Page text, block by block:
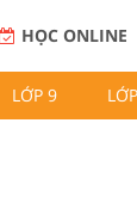
HỌC ONLINE
LỚP 9